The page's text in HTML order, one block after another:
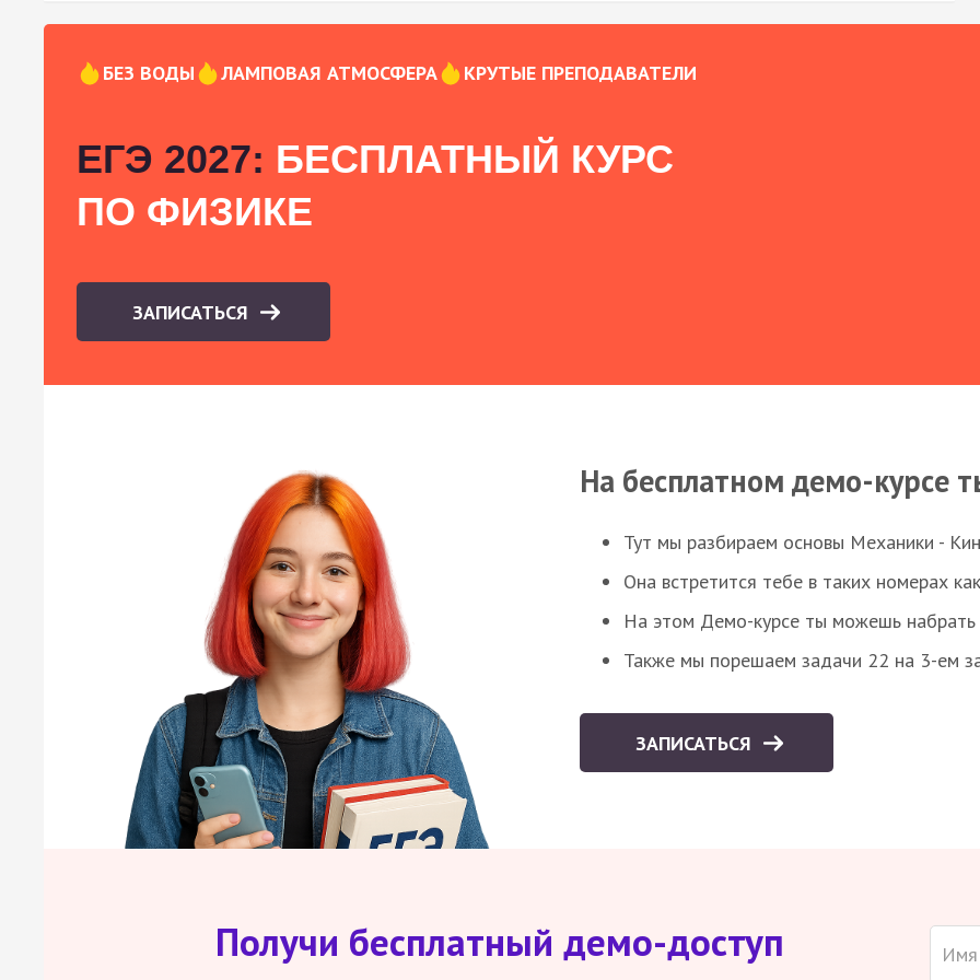
БЕЗ ВОДЫ ЛАМПОВАЯ АТМОСФЕРА КРУТЫЕ ПРЕПОДАВАТЕЛИ
ЕГЭ 2027: БЕСПЛАТНЫЙ КУРС
ПО ФИЗИКЕ
ЗАПИСАТЬСЯ
На бесплатном демо-курсе
Тут мы разбираем основы Механики -
Она встретится тебе в таких номерах
На этом Демо-курсе ты можешь набрать
Также мы порешаем задачи 22 на 3-ем
ЗАПИСАТЬСЯ
Получи бесплатный демо-доступ